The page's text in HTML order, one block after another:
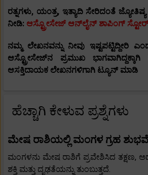
ರತ್ನಗಳು, ಯಂತ್ರ, ಇತ್ಯಾದಿ ಸೇರಿದಂತೆ
ನೀಡಿ: ಆಸ್ಟ್ರೋಸೇಜ್ ಆನ್‌ಲೈನ್ ಶಾಪಿಂಗ್ ಸ್ಟೋರ್
ನಮ್ಮ ಲೇಖನವನ್ನು ನೀವು ಇಷ್ಟಪಟ್ಟಿದ್ದೀರಿ
ಆಸ್ಟ್ರೋಸೇಜ್‌ನ ಪ್ರಮುಖ ಭಾಗವಾಗಿದ್ದಕ್ಕಾಗಿ
ಆಸಕ್ತಿದಾಯಕ ಲೇಖನಗಳಿಗಾಗಿ ಟ್ಯೂನ್ ಮಾಡಿ
ಹೆಚ್ಚಾಗಿ ಕೇಳುವ ಪ್ರಶ್ನೆಗಳು
ಮೇಷ ರಾಶಿಯಲ್ಲಿ ಮಂಗಳ ಗ್ರಹ
ಮಂಗಳನು ​​ಮೇಷ ರಾಶಿಗೆ ಪ್ರವೇಶಿಸಿದ ತಕ್ಷಣ,
ಶಕ್ತಿ ಮತ್ತು ದೃಢತೆಯನ್ನು ತುಂಬುತ್ತದೆ.